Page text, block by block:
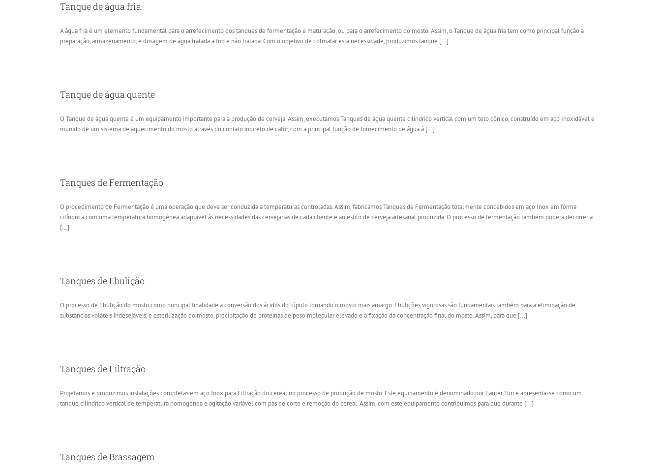
Tanque de água fria
A água fria é um elemento fundamental para o arrefecimento dos tanques de fermentação e maturação, ou para o arrefecimento do mosto. Assim, o Tanque de água fria tem como principal função a
preparação, armazenamento, e dosagem de água tratada a frio e não tratada. Com o objetivo de colmatar esta necessidade, produzimos tanque [...]
Tanque de água quente
O Tanque de água quente é um equipamento importante para a produção de cerveja. Assim, executamos Tanques de água quente cilíndrico vertical com um teto cônico, construído em aço Inoxidável e
munido de um sistema de aquecimento do mosto através do contato indireto de calor, com a principal função de fornecimento de água à [...]
Tanques de Fermentação
O procedimento de Fermentação é uma operação que deve ser conduzida a temperaturas controladas. Assim, fabricamos Tanques de Fermentação totalmente concebidos em aço Inox em forma
cilíndrica com uma temperatura homogénea adaptável às necessidades das cervejarias de cada cliente e ao estilo de cerveja artesanal produzida. O processo de fermentação também poderá decorrer a
[...]
Tanques de Ebulição
O processo de Ebulição do mosto como principal finalidade a conversão dos ácidos do lúpulo tornando o mosto mais amargo. Ebulições vigorosas são fundamentais também para a eliminação de
substâncias voláteis indesejáveis, e esterilização do mosto, precipitação de proteínas de peso molecular elevado e a fixação da concentração final do mosto. Assim, para que [...]
Tanques de Filtração
Projetamos e produzimos instalações completas em aço Inox para Filtração do cereal no processo de produção de mosto. Este equipamento é denominado por Lauter Tun e apresenta-se como um
tanque cilíndrico vertical de temperatura homogénea e agitação variável com pás de corte e remoção do cereal. Assim, com este equipamento contribuímos para que durante [...]
Tanques de Brassagem